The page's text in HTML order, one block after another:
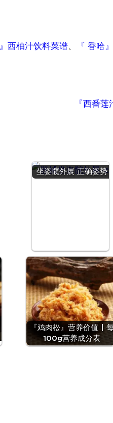
西柚汁饮料菜谱、 『 香哈
『西番
坐姿髋外展 正确姿势
『鸡肉松』营养价值 |
100g营养成分表